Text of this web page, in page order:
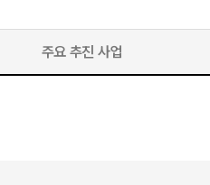
주요 추진 사업